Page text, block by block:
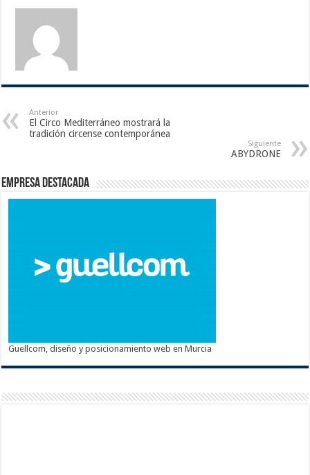
Anterior
El Circo Mediterráneo mostrará la
tradición circense contemporánea
Siguiente
ABYDRONE
Empresa destacada
Guellcom, diseño y posicionamiento web en Murcia